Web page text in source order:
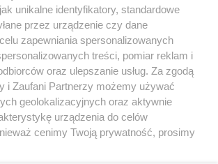
prywatności regulamin korzystania z portali
Skontakuj sięz nami
Kontakt
Wydawca
Redakcja
unikalne identyfikatory, standardowe
przez urządzenie czy dane
zapewniania spersonalizowanych
treści, pomiar reklam i
oraz ulepszanie usług. Za zgodą
i Zaufani Partnerzy możemy używać
geolokalizacyjnych oraz aktywnie
urządzenia do celów
cenimy Twoją prywatność, prosimy